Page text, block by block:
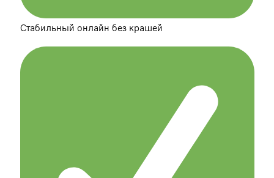
Стабильный онлайн без крашей